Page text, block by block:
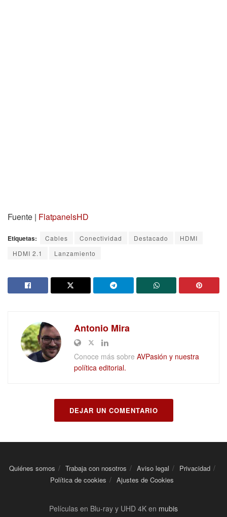
Fuente | FlatpanelsHD
Etiquetas: Cables Conectividad Destacado
HDMI
HDMI 2.1
Lanzamiento
Antonio Mira
Conoce más sobre AVPasión y nuestra
política editorial.
DEJAR UN COMENTARIO
Quiénes somos Trabaja con nosotros Aviso legal
Privacidad
Política de cookies
Ajustes de Cookies
Películas en Blu-ray y UHD 4K en mubis